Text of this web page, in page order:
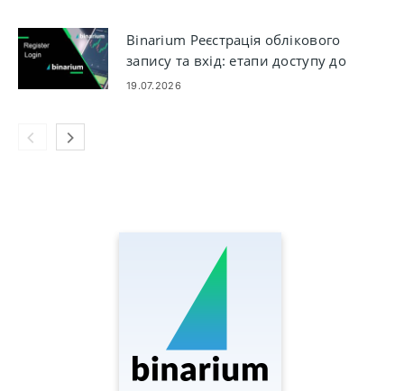
Binarium Реєстрація облікового
запису та вхід: етапи доступу до
облікового запису
19.07.2026